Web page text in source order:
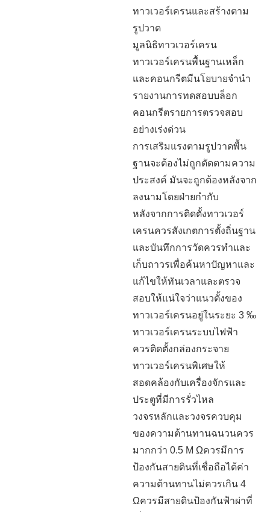
ทาวเวอร์เครนและสร้างตาม
รูปวาด
มูลนิธิทาวเวอร์เครน
ทาวเวอร์เครนพื้นฐานเหล็ก
และคอนกรีตมีนโยบายจำนำ
รายงานการทดสอบบล็อก
คอนกรีตรายการตรวจสอบ
อย่างเร่งด่วน
การเสริมแรงตามรูปวาดพื้น
ฐานจะต้องไม่ถูกตัดตามความ
ประสงค์ มันจะถูกต้องหลังจาก
ลงนามโดยฝ่ายกำกับ
หลังจากการติดตั้งทาวเวอร์
เครนควรสังเกตการตั้งถิ่นฐาน
และบันทึกการวัดควรทำและ
เก็บถาวรเพื่อค้นหาปัญหาและ
แก้ไขให้ทันเวลาและตรวจ
สอบให้แน่ใจว่าแนวตั้งของ
ทาวเวอร์เครนอยู่ในระยะ 3 ‰
ทาวเวอร์เครนระบบไฟฟ้า
ควรติดตั้งกล่องกระจาย
ทาวเวอร์เครนพิเศษให้
สอดคล้องกับเครื่องจักรและ
ประตูที่มีการรั่วไหล
วงจรหลักและวงจรควบคุม
ของความต้านทานฉนวนควร
มากกว่า 0.5 M Ωควรมีการ
ป้องกันสายดินที่เชื่อถือได้ค่า
ความต้านทานไม่ควรเกิน 4
Ωควรมีสายดินป้องกันฟ้าผ่าที่